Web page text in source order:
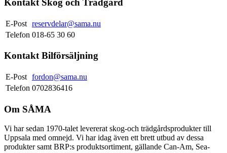
Kontakt Skog och Trädgård
E-Post reservdelar@sama.nu
Telefon 018-65 30 60
Kontakt Bilförsäljning
E-Post fordon@sama.nu
Telefon 0702836416
Om SÅMA
Vi har sedan 1970-talet levererat skog-och trädgårdsprodukter till
Uppsala med omnejd. Vi har idag även ett brett utbud av dessa
produkter samt BRP:s produktsortiment, gällande Can-Am, Sea-